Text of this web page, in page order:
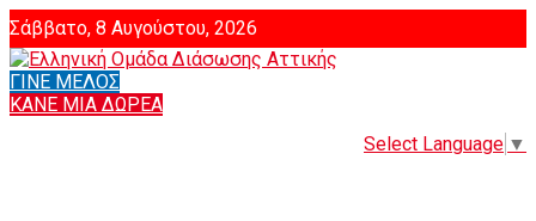
Σάββατο, 8 Αυγούστου, 2026
Login
Select Language ▼
ΓΙΝΕ ΜΕΛΟΣ
ΚΑΝΕ ΜΙΑ ΔΩΡΕΑ